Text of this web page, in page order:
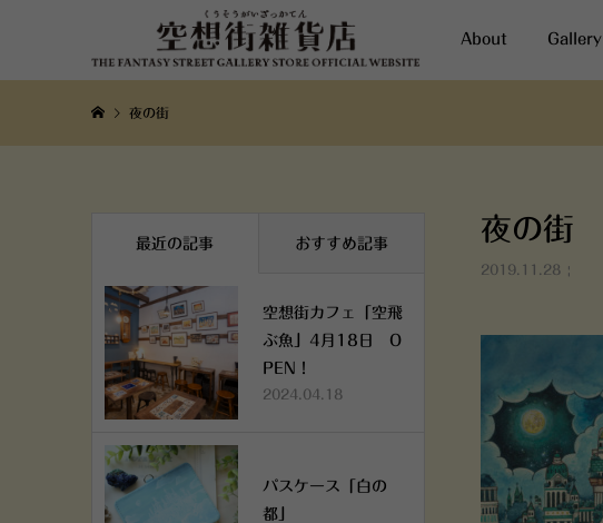
About Gallery
夜の街
夜の街
2019.11.28
最近の記事 おすすめ記事
空想街カフェ「空飛
ぶ魚」4月18日 O
PEN！
2024.04.18
パスケース「白の
都」